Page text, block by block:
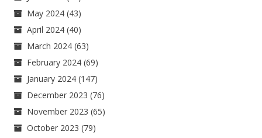
May 2024 (43)
April 2024 (40)
March 2024 (63)
February 2024 (69)
January 2024 (147)
December 2023 (76)
November 2023 (65)
October 2023 (79)